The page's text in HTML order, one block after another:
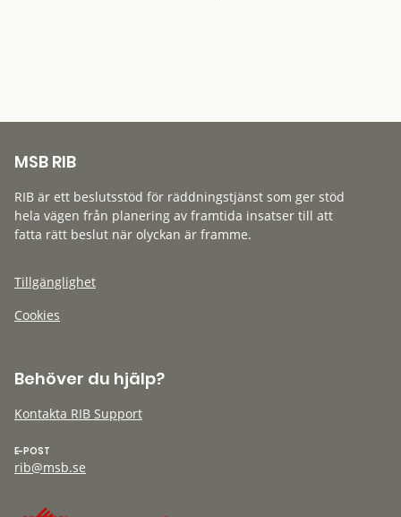
MSB RIB
RIB är ett beslutsstöd för räddningstjänst som ger stöd
hela vägen från planering av framtida insatser till att
fatta rätt beslut när olyckan är framme.
Tillgänglighet
Cookies
Behöver du hjälp?
Kontakta RIB Support
E-POST
rib@msb.se